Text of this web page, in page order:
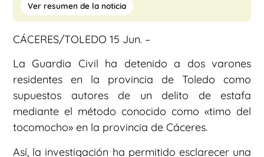
Ver resumen de la noticia
CÁCERES/TOLEDO 15 Jun. –
La Guardia Civil ha detenido a dos varones
residentes en la provincia de Toledo como
supuestos autores de un delito de estafa
mediante el método conocido como «timo del
tocomocho» en la provincia de Cáceres.
Así, la investigación ha permitido esclarecer una